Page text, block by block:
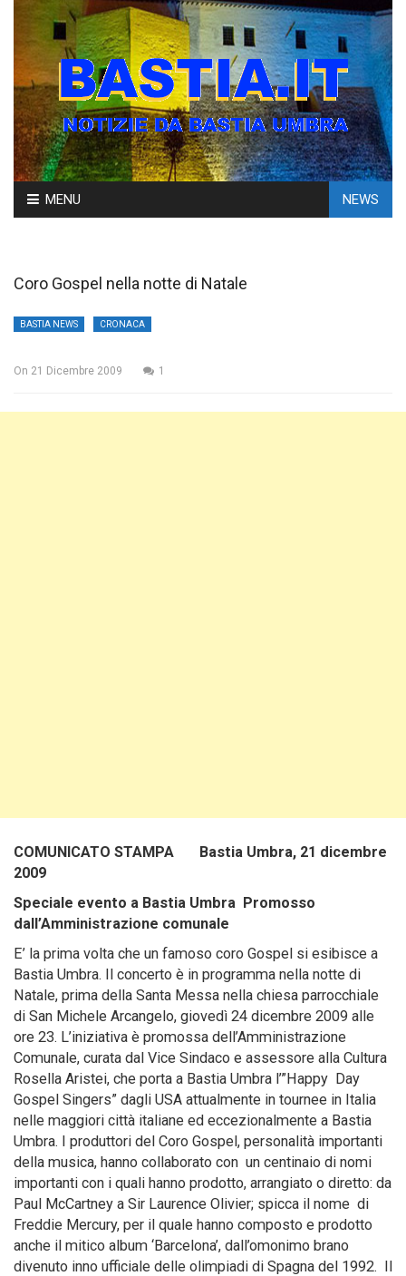
Skip
to
MENU NEWS
Coro Gospel nella notte di Natale
BASTIA NEWS CRONACA
On 21 Dicembre 2009 1
COMUNICATO STAMPA Bastia Umbra, 21 dicembre
2009
Speciale evento a Bastia Umbra Promosso
dall’Amministrazione comunale
E’ la prima volta che un famoso coro Gospel si esibisce a
Bastia Umbra. Il concerto è in programma nella notte di
Natale, prima della Santa Messa nella chiesa parrocchiale
di San Michele Arcangelo, giovedì 24 dicembre 2009 alle
ore 23. L’iniziativa è promossa dell’Amministrazione
Comunale, curata dal Vice Sindaco e assessore alla Cultura
Rosella Aristei, che porta a Bastia Umbra l’”Happy Day
Gospel Singers” dagli USA attualmente in tournee in Italia
nelle maggiori città italiane ed eccezionalmente a Bastia
Umbra. I produttori del Coro Gospel, personalità importanti
della musica, hanno collaborato con un centinaio di nomi
importanti con i quali hanno prodotto, arrangiato o diretto: da
Paul McCartney a Sir Laurence Olivier; spicca il nome di
Freddie Mercury, per il quale hanno composto e prodotto
anche il mitico album ‘Barcelona’, dall’omonimo brano
divenuto inno ufficiale delle olimpiadi di Spagna del 1992. Il